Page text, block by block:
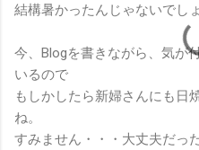
結構暑かったんじゃないでし
今、Blogを書きながら、気が
いるので
もしかしたら新婦さんにも日
ね。
すみません・・・大丈夫だっ